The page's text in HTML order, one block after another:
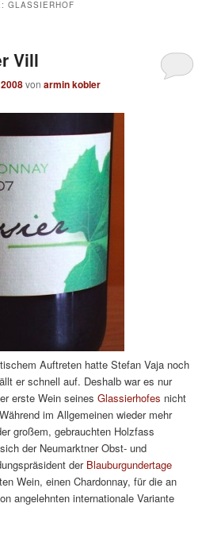
GLASSIERHOF
Vill
vonarmin kobler
Auftreten hatte Stefan Vaja noch
er schnell auf. Deshalb war es nur
erste Wein seinesGlassierhofes nicht
im Allgemeinen wieder mehr
großem, gebrauchten Holzfass
der Neumarktner Obst- und
der Blauburgundertage
Wein, einen Chardonnay, für die an
angelehnten internationale Variante